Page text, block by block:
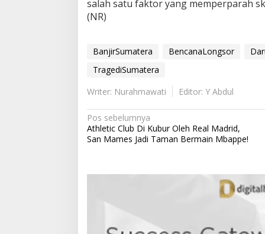
salah satu faktor yang memperparah
(NR)
BanjirSumatera BencanaLongsor
TragediSumatera
Writer: Nurahmawati
Editor: Y Abdul
N
a
i
Pos sebelumnya
Athletic Club Di Kubur Oleh Real Madrid,
San Mames Jadi Taman Bermain Mbappe!